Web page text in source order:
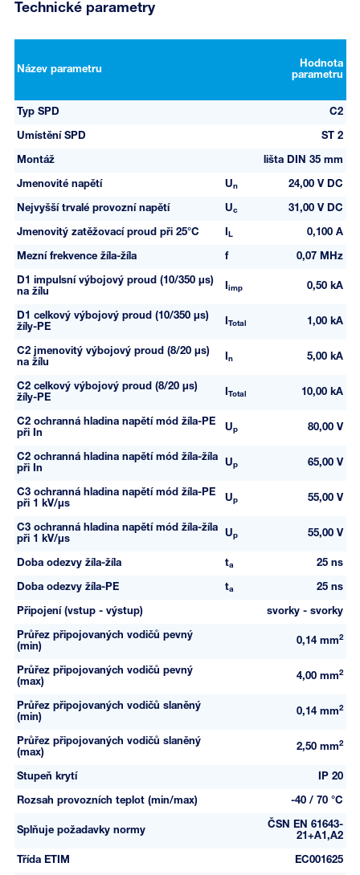
Technické parametry
Název parametru
Hodnota
parametru
Typ SPD C2
Umístění SPD ST 2
Montáž lišta DIN 35 mm
Jmenovité napětí Un 24,00 V DC
Nejvyšší trvalé provozní napětí Uc 31,00 V DC
Jmenovitý zatěžovací proud při 25°C L 0,100 A
Mezní frekvence žíla-žíla f 0,07 MHz
D1 impulsní výbojový proud (10/350 µs)
na žílu
imp 0,50 kA
D1 celkový výbojový proud (10/350 µs)
žíly-PE
Total 1,00 kA
C2 jmenovitý výbojový proud (8/20 µs)
na žílu
n 5,00 kA
C2 celkový výbojový proud (8/20 µs)
žíly-PE
Total 10,00 kA
C2 ochranná hladina napětí mód žíla-PE
při In
Up 80,00 V
C2 ochranná hladina napětí mód žíla-žíla
při In
Up 65,00 V
C3 ochranná hladina napětí mód žíla-PE
při 1 kV/µs
Up 55,00 V
C3 ochranná hladina napětí mód žíla-žíla
při 1 kV/µs
Up 55,00 V
Doba odezvy žíla-žíla ta 25 ns
Doba odezvy žíla-PE ta 25 ns
Připojení (vstup - výstup) svorky - svorky
Průřez připojovaných vodičů pevný
(min)
0,14 mm2
Průřez připojovaných vodičů pevný
(max)
4,00 mm2
Průřez připojovaných vodičů slaněný
(min)
0,14 mm2
Průřez připojovaných vodičů slaněný
(max)
2,50 mm2
Stupeň krytí IP 20
Rozsah provozních teplot (min/max) -40 / 70 °C
Splňuje požadavky normy
ČSN EN 61643-
21+A1,A2
Třída ETIM EC001625